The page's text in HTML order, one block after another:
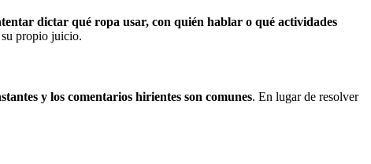
dictar qué ropa usar, con quién hablar o qué actividades
su propio juicio.
y los comentarios hirientes son comunes. En lugar de resolver